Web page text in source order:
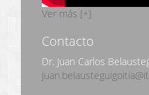
Ver más [+]
Contacto
Dr. Juan Carlos